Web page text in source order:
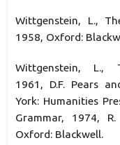
Wittgenstein, L.,
1958, Oxford:
Wittgenstein, L.,
1961, D.F. Pears
York: Humanities
Grammar, 1974,
Oxford: Blackwell.